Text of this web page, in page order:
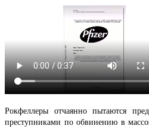
Рокфеллеры отчаянно пытаются
преступниками по обвинению в